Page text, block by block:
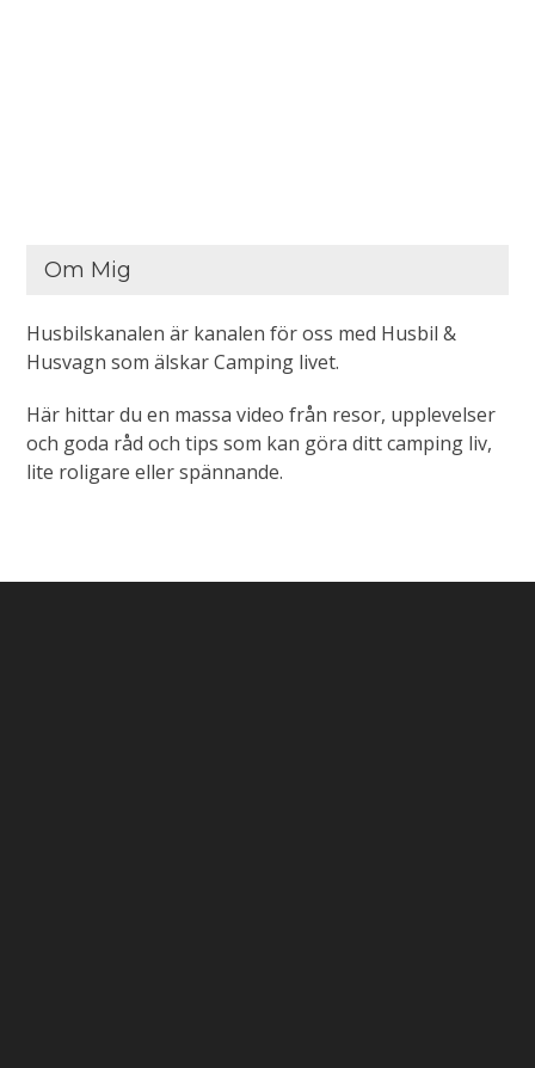
Om Mig
Husbilskanalen är kanalen för oss med Husbil &
Husvagn som älskar Camping livet.
Här hittar du en massa video från resor, upplevelser
och goda råd och tips som kan göra ditt camping liv,
lite roligare eller spännande.